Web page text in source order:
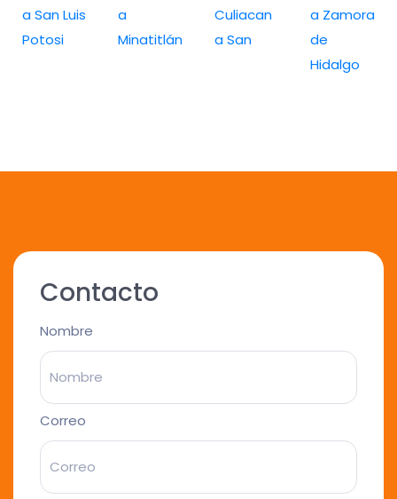
a San Luis
Potosi
a
Minatitlán
Culiacan
a San
a Zamora
de
Hidalgo
Contacto
Nombre
Correo